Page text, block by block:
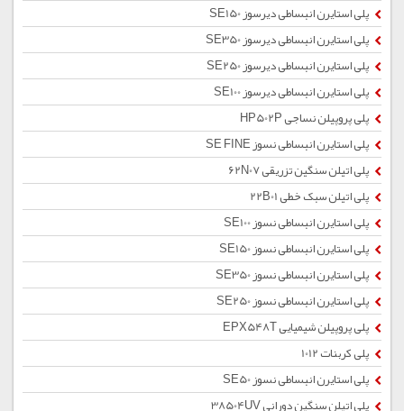
پلی استایرن انبساطی دیرسوز SE150
پلی استایرن انبساطی دیرسوز SE350
پلی استایرن انبساطی دیرسوز SE250
پلی استایرن انبساطی دیرسوز SE100
پلی پروپیلن نساجی HP502P
پلی استایرن انبساطی نسوز SE FINE
پلی اتیلن سنگین تزریقی 62N07
پلی اتیلن سبک خطی 22B01
پلی استایرن انبساطی نسوز SE100
پلی استایرن انبساطی نسوز SE150
پلی استایرن انبساطی نسوز SE350
پلی استایرن انبساطی نسوز SE250
پلی پروپیلن شیمیایی EPX548T
پلی کربنات 1012
پلی استایرن انبساطی نسوز SE50
پلی اتیلن سنگین دورانی 38504UV